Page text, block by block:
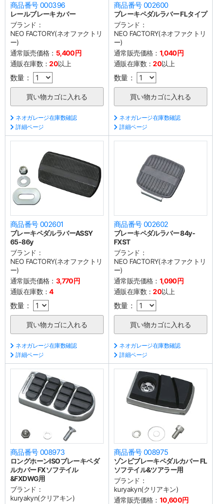
商品番号 000396
レールブレーキカバー
ブランド：
NEO FACTORY(ネオファクトリ
ー)
通常販売価格： 5,400円
通販在庫数：20以上
数量：
ネオガレージ在庫数確認
詳細ページ
商品番号 002600
ブレーキペダルラバー FLタイプ
ブランド：
NEO FACTORY(ネオファクトリ
ー)
通常販売価格： 1,040円
通販在庫数：20以上
数量：
ネオガレージ在庫数確認
詳細ページ
商品番号 002601
ブレーキペダルラバーASSY
65-86y
ブランド：
NEO FACTORY(ネオファクトリ
ー)
通常販売価格： 3,770円
通販在庫数：4
数量：
ネオガレージ在庫数確認
詳細ページ
商品番号 002602
ブレーキペダルラバー 84y-
FXST
ブランド：
NEO FACTORY(ネオファクトリ
ー)
通常販売価格： 1,090円
通販在庫数：20以上
数量：
ネオガレージ在庫数確認
詳細ページ
商品番号 008973
ロングホーンISOブレーキペダ
ルカバー FXソフテイル
&FXDWG用
ブランド：
kuryakyn(クリアキン)
商品番号 008975
ゾンビブレーキペダルカバー FL
ソフテイル&ツアラー用
ブランド：
kuryakyn(クリアキン)
通常販売価格： 10,600円